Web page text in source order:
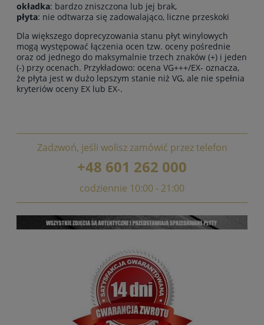
okładka: bardzo zniszczona lub jej brak,
płyta: nie odtwarza się zadowalająco, liczne przeskoki
Dla większego doprecyzowania stanu płyt winylowych
mogą występować łączenia ocen tzw. oceny pośrednie
oraz od jednego do maksymalnie trzech znaków (+) i jeden
(-) przy ocenach. Przykładowo: ocena VG+++/EX- oznacza,
że płyta jest w dużo lepszym stanie niż VG, ale nie spełnia
kryteriów oceny EX lub EX-.
Zadzwoń, jeśli wolisz zamówić przez telefon
+48 601 262 000
codziennie 10:00 - 21:00